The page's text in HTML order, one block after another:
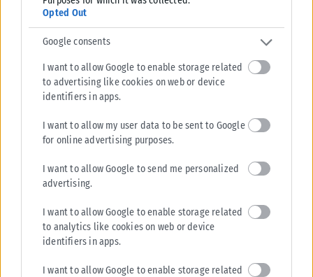
Opted Out
Google consents
I want to allow Google to enable storage related
to advertising like cookies on web or device
identifiers in apps.
I want to allow my user data to be sent to Google
for online advertising purposes.
I want to allow Google to send me personalized
advertising.
I want to allow Google to enable storage related
to analytics like cookies on web or device
identifiers in apps.
I want to allow Google to enable storage related